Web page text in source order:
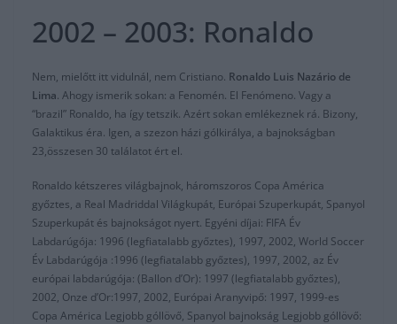
2002 – 2003: Ronaldo
Nem, mielőtt itt vidulnál, nem Cristiano. Ronaldo Luis Nazário de
Lima. Ahogy ismerik sokan: a Fenomén. El Fenómeno. Vagy a
“brazil” Ronaldo, ha így tetszik. Azért sokan emlékeznek rá. Bizony,
Galaktikus éra. Igen, a szezon házi gólkirálya, a bajnokságban
23,összesen 30 találatot ért el.
Ronaldo kétszeres világbajnok, háromszoros Copa América
győztes, a Real Madriddal Világkupát, Európai Szuperkupát, Spanyol
Szuperkupát és bajnokságot nyert. Egyéni díjai: FIFA Év
Labdarúgója: 1996 (legfiatalabb győztes), 1997, 2002, World Soccer
Év Labdarúgója :1996 (legfiatalabb győztes), 1997, 2002, az Év
európai labdarúgója: (Ballon d’Or): 1997 (legfiatalabb győztes),
2002, Onze d’Or:1997, 2002, Európai Aranyvipő: 1997, 1999-es
Copa América Legjobb góllövő, Spanyol bajnokság Legjobb góllövő: